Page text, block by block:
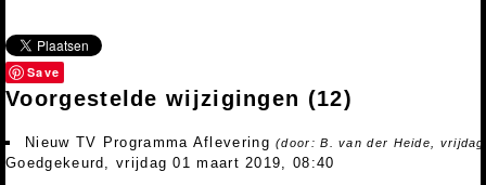
Save
Voorgestelde wijzigingen (12)
Nieuw TV Programma Aflevering(door: B. van der Heide,
Goedgekeurd, vrijdag 01 maart 2019, 08:40